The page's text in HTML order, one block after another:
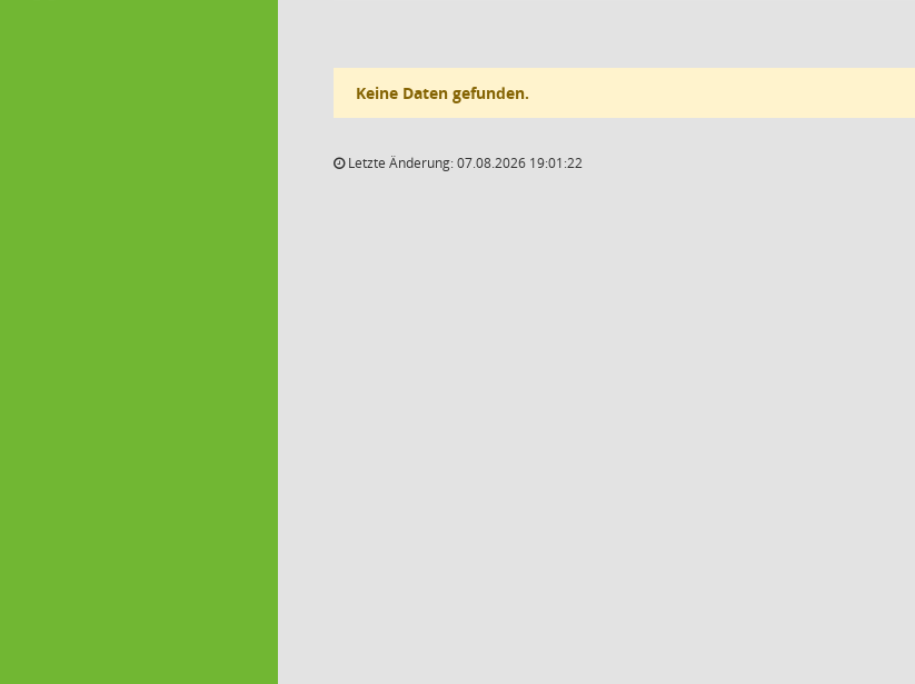
Keine Daten gefunden.
Letzte Änderung: 07.08.2026 19:01:22